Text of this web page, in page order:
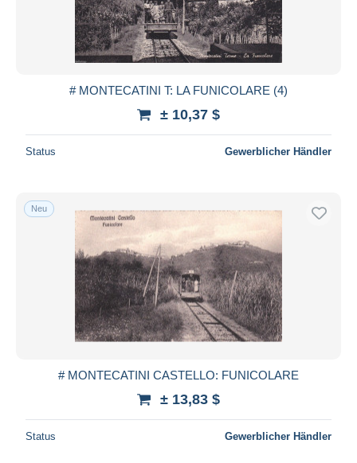
# MONTECATINI T: LA FUNICOLARE (4)
± 10,37 $
Status Gewerblicher Händler
Neu
# MONTECATINI CASTELLO: FUNICOLARE
± 13,83 $
Status Gewerblicher Händler